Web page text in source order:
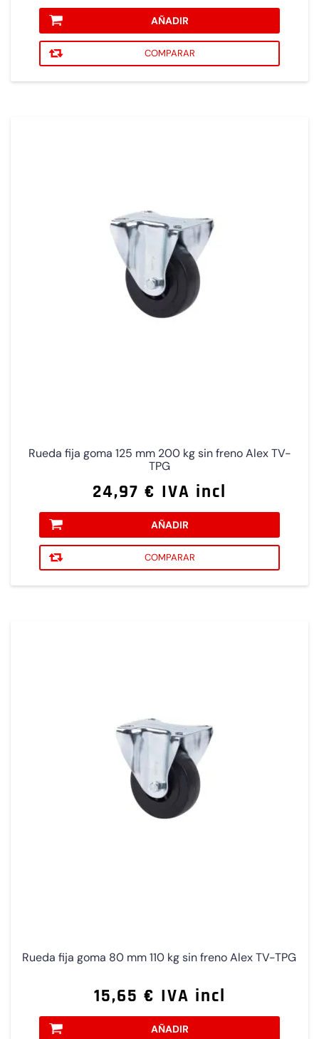
AÑADIR
COMPARAR
Rueda fija goma 125 mm 200 kg sin freno Alex TV-
TPG
24,97 € IVA incl
AÑADIR
COMPARAR
Rueda fija goma 80 mm 110 kg sin freno Alex TV-TPG
15,65 € IVA incl
AÑADIR